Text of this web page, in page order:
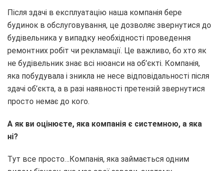
Після здачі в експлуатацію наша компанія бере
будинок в обслуговування, це дозволяє звернутися до
будівельника у випадку необхідності проведення
ремонтних робіт чи рекламації. Це важливо, бо хто як
не будівельник знає всі нюанси на об’єкті. Компанія,
яка побудувала і зникла не несе відповідальності після
здачі об’єкта, а в разі наявності претензій звернутися
просто немає до кого.
А як ви оцінюєте, яка компанія є системною, а яка
ні?
Тут все просто…Компанія, яка займається одним